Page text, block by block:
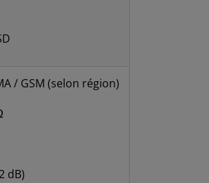
/ GSM (selon région)
dB)